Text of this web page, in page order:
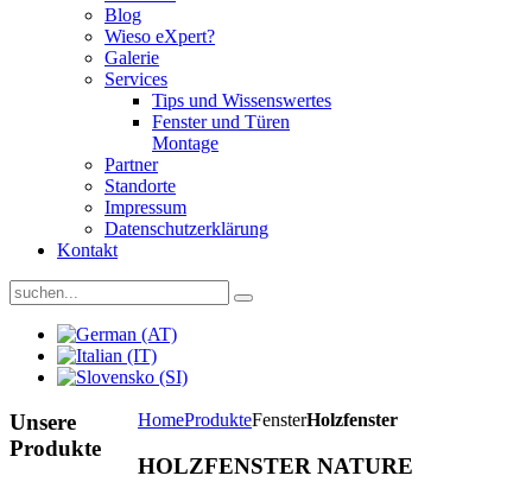
Blog
Wieso eXpert?
Galerie
Services
Tips und Wissenswertes
Fenster und Türen
Montage
Partner
Standorte
Impressum
Datenschutzerklärung
Kontakt
HomeProdukteFensterHolzfenster
HOLZFENSTER NATURE
Unsere
Produkte